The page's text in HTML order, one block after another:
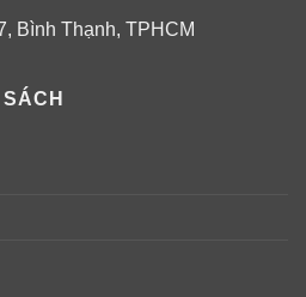
Bình Thạnh, TPHCM